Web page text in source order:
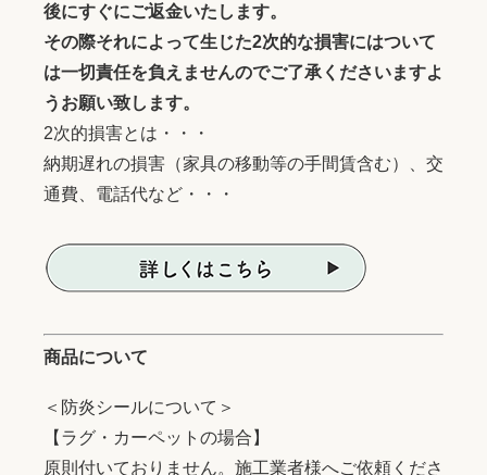
後にすぐにご返金いたします。
その際それによって生じた2次的な損害にはついて
は一切責任を負えませんのでご了承くださいますよ
うお願い致します。
2次的損害とは・・・
納期遅れの損害（家具の移動等の手間賃含む）、交
通費、電話代など・・・
商品について
＜防炎シールについて＞
【ラグ・カーペットの場合】
原則付いておりません。施工業者様へご依頼くださ